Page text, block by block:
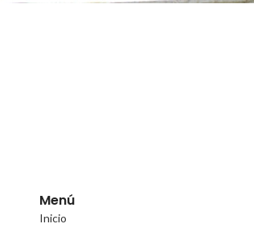
Menú
Inicio